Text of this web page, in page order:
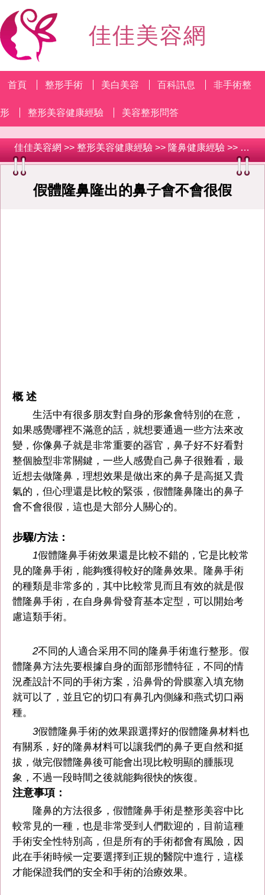
佳佳美容網
首頁 整形手術 美白美容 百科訊息 非手術整
形 整形美容健康經驗 美容整形問答
佳佳美容網 >> 整形美容健康經驗 >> 隆鼻健康經驗 >> 假體隆鼻隆出的鼻子會不會很假
假體隆鼻隆出的鼻子會不會很假
概 述
生活中有很多朋友對自身的形象會特別的在意，
如果感覺哪裡不滿意的話，就想要通過一些方法來改
變，你像鼻子就是非常重要的器官，鼻子好不好看對
整個臉型非常關鍵，一些人感覺自己鼻子很難看，最
近想去做隆鼻，理想效果是做出來的鼻子是高挺又貴
氣的，但心理還是比較的緊張，假體隆鼻隆出的鼻子
會不會很假，這也是大部分人關心的。
步驟/方法：
1假體隆鼻手術效果還是比較不錯的，它是比較常
見的隆鼻手術，能夠獲得較好的隆鼻效果。隆鼻手術
的種類是非常多的，其中比較常見而且有效的就是假
體隆鼻手術，在自身鼻骨發育基本定型，可以開始考
慮這類手術。
2不同的人適合采用不同的隆鼻手術進行整形。假
體隆鼻方法先要根據自身的面部形體特征，不同的情
況產設計不同的手術方案，沿鼻骨的骨膜塞入填充物
就可以了，並且它的切口有鼻孔內側緣和燕式切口兩
種。
3假體隆鼻手術的效果跟選擇好的假體隆鼻材料也
有關系，好的隆鼻材料可以讓我們的鼻子更自然和挺
拔，做完假體隆鼻後可能會出現比較明顯的腫脹現
象，不過一段時間之後就能夠很快的恢復。
注意事項：
隆鼻的方法很多，假體隆鼻手術是整形美容中比
較常見的一種，也是非常受到人們歡迎的，目前這種
手術安全性特別高，但是所有的手術都會有風險，因
此在手術時候一定要選擇到正規的醫院中進行，這樣
才能保證我們的安全和手術的治療效果。